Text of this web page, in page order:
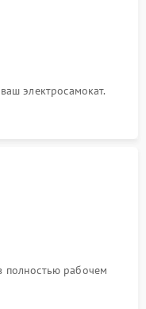
электросамокат.
полностью рабочем